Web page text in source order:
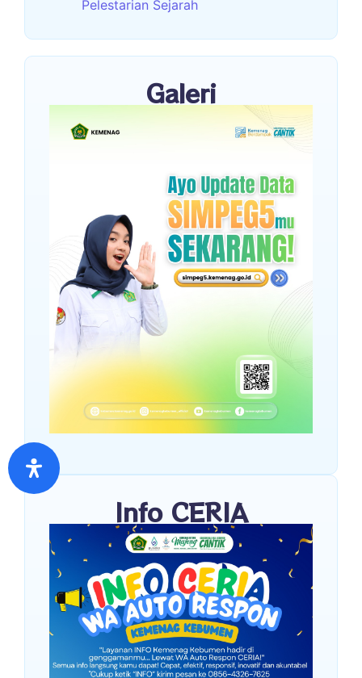
Pelestarian Sejarah
Galeri
Info CERIA